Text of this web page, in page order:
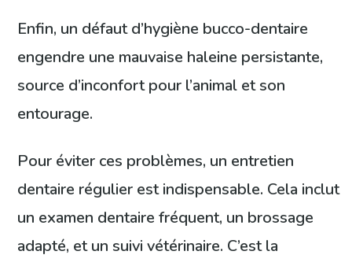
Enfin, un défaut d’hygiène bucco-dentaire
engendre une mauvaise haleine persistante,
source d’inconfort pour l’animal et son
entourage.
Pour éviter ces problèmes, un entretien
dentaire régulier est indispensable. Cela inclut
un examen dentaire fréquent, un brossage
adapté, et un suivi vétérinaire. C’est la